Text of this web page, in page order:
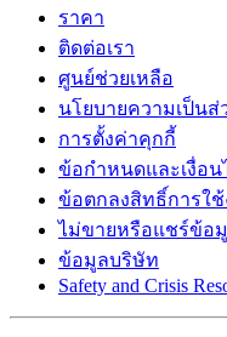
ราคา
ติดต่อเรา
ศูนย์ช่วยเหลือ
นโยบายความเป็นส่
การตั้งค่าคุกกี้
ข้อกำหนดและเงื่อน
ข้อตกลงสิทธิ์การใ
ไม่ขายหรือแชร์ข้อ
ข้อมูลบริษัท
Safety and Crisis